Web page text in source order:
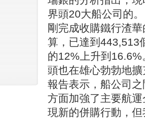
界頭20大船公司的。
剛完成收購鐵行渣
算，已達到443,513
的12%上升到
頭也在雄心勃勃地
報告表示，船公司
方面加強了主要航
現新的併購行動，